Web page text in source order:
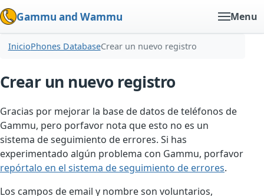
Gammu and Wammu Menu
InicioPhones DatabaseCrear un nuevo registro
Crear un nuevo registro
Gracias por mejorar la base de datos de teléfonos de
Gammu, pero porfavor nota que esto no es un
sistema de seguimiento de errores. Si has
experimentado algún problema con Gammu, porfavor
repórtalo en el sistema de seguimiento de errores.
Los campos de email y nombre son voluntarios,